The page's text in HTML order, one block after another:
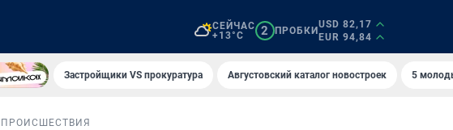
СЕЙЧАС
+13°C
2 ПРОБКИ
USD 82,17
EUR 94,84
Застройщики VS прокуратура Августовский каталог новостроек 5
ПРОИСШЕСТВИЯ